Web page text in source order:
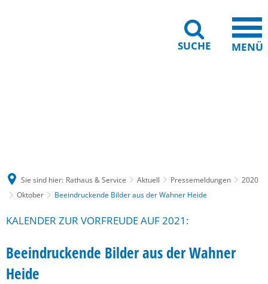
SUCHE MENÜ
Sie sind hier: Rathaus & Service Aktuell Pressemeldungen
2020
Oktober
Beeindruckende Bilder aus der Wahner Heide
KALENDER ZUR VORFREUDE AUF 2021:
Beeindruckende Bilder aus der Wahner
Heide